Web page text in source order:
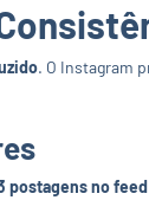
. O Instagram
postagens no